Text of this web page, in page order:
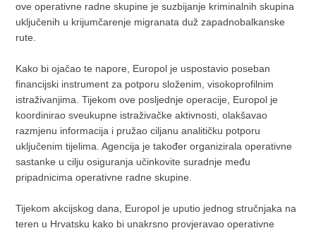
ove operativne radne skupine je suzbijanje kriminalnih skupina
uključenih u krijumčarenje migranata duž zapadnobalkanske
rute.
Kako bi ojačao te napore, Europol je uspostavio poseban
financijski instrument za potporu složenim, visokoprofilnim
istraživanjima. Tijekom ove posljednje operacije, Europol je
koordinirao sveukupne istraživačke aktivnosti, olakšavao
razmjenu informacija i pružao ciljanu analitičku potporu
uključenim tijelima. Agencija je također organizirala operativne
sastanke u cilju osiguranja učinkovite suradnje među
pripadnicima operativne radne skupine.
Tijekom akcijskog dana, Europol je uputio jednog stručnjaka na
teren u Hrvatsku kako bi unakrsno provjeravao operativne